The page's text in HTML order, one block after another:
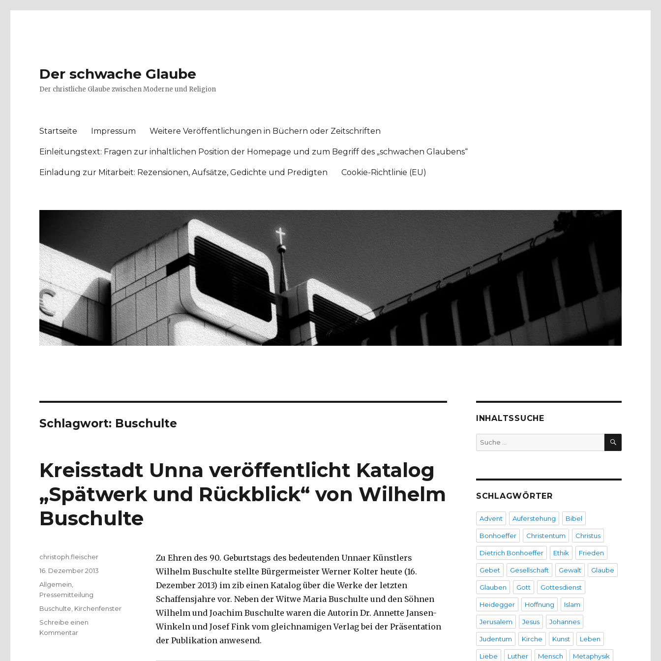
Der schwache Glaube
Der christliche Glaube zwischen Moderne und Religion
Startseite Impressum Weitere Veröffentlichungen in Büchern oder Zeitschriften
Einleitungstext: Fragen zur inhaltlichen Position der Homepage und zum Begriff des „schwachen Glaubens“
Einladung zur Mitarbeit: Rezensionen, Aufsätze, Gedichte und Predigten Cookie-Richtlinie (EU)
Schlagwort: Buschulte
Kreisstadt Unna veröffentlicht Katalog
„Spätwerk und Rückblick“ von Wilhelm
Buschulte
Zu Ehren des 90. Geburtstags des bedeutenden Unnaer Künstlers
Wilhelm Buschulte stellte Bürgermeister Werner Kolter heute (16.
Dezember 2013) im zib einen Katalog über die Werke der letzten
Schaffensjahre vor. Neben der Witwe Maria Buschulte und den Söhnen
Wilhelm und Joachim Buschulte waren die Autorin Dr. Annette Jansen-
Winkeln und Josef Fink vom gleichnamigen Verlag bei der Präsentation
der Publikation anwesend.
Autor
christoph.fleischer
Veröffentlicht
am
16. Dezember 2013
Kategorien
Allgemein
Pressemitteilung
Schlagwörter
Buschulte Kirchenfenster
Schreibe einen
Kommentarzu
INHALTSSUCHE
Suche
nach:
SUCHEN
SCHLAGWÖRTER
Advent Auferstehung Bibel
Bonhoeffer Christentum Christus
Dietrich Bonhoeffer Ethik Frieden
Gebet Gesellschaft Gewalt Glaube
Glauben Gott Gottesdienst
Heidegger Hoffnung Islam
Jerusalem Jesus Johannes
Judentum Kirche Kunst Leben
Liebe Luther Mensch Metaphysik